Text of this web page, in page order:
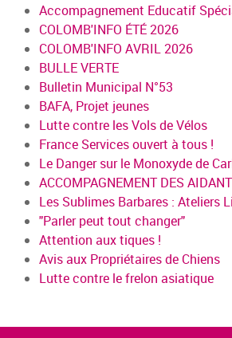
Accompagnement Educatif
COLOMB'INFO ÉTÉ 2026
COLOMB'INFO AVRIL 2026
BULLE VERTE
Bulletin Municipal N°53
BAFA, Projet jeunes
Lutte contre les Vols de Vélos
France Services ouvert à tous !
Le Danger sur le Monoxyde de
ACCOMPAGNEMENT DES
Les Sublimes Barbares : Ateliers
"Parler peut tout changer"
Attention aux tiques !
Avis aux Propriétaires de Chiens
Lutte contre le frelon asiatique